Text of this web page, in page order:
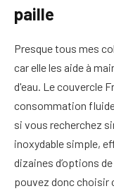
paille
Presque tous mes
car elle les aide à
d'eau. Le couvercle
consommation
si vous recherchez
inoxydable simple,
dizaines d’options
pouvez donc choisir